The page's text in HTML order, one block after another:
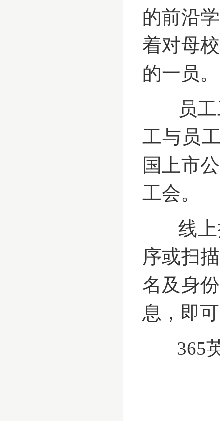
的前沿
着对母
的一员。
员工
工与员
国上市
工会。
线上
序或扫
名及身
息，即
365